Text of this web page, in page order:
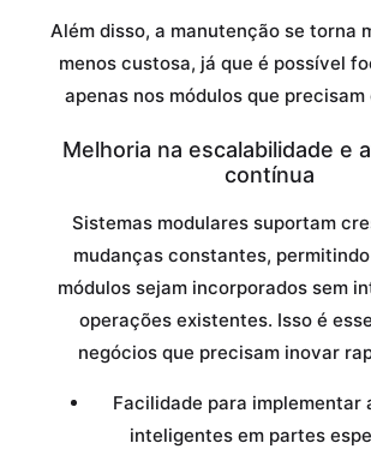
Além disso, a manutenção se torna
menos custosa, já que é possível
apenas nos módulos que
Melhoria na escalabilidade e
contínua
Sistemas modulares suportam
mudanças constantes,
módulos sejam incorporados sem
operações existentes. Isso é
negócios que precisam inovar
Facilidade para implementar
inteligentes em partes